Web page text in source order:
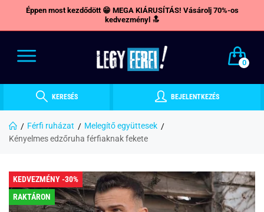
Éppen most kezdődött 😁 MEGA KIÁRUSÍTÁS! Vásárolj 70%-os
kedvezményl 🔝
0
KERESÉS BEJELENTKEZÉS
Férfi ruházat
Melegítő együttesek
Kényelmes edzőruha férfiaknak fekete
KEDVEZMÉNY -30%
RAKTÁRON